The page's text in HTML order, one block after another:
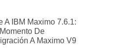
A IBM Maximo 7.6.1:
De
A Maximo V9